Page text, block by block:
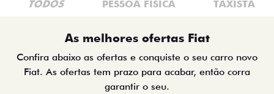
TODOS PESSOA FÍSICA TAXISTA
As melhores ofertas Fiat
Confira abaixo as ofertas e conquiste o seu carro novo
Fiat. As ofertas tem prazo para acabar, então corra
garantir o seu.